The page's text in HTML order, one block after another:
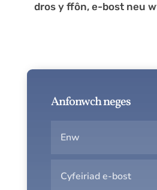
dros y ffôn, e-bost neu
Anfonwch neges